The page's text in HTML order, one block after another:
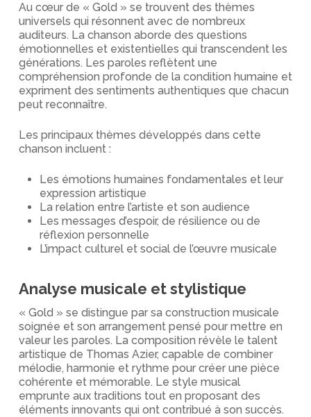
Au cœur de « Gold » se trouvent des thèmes
universels qui résonnent avec de nombreux
auditeurs. La chanson aborde des questions
émotionnelles et existentielles qui transcendent les
générations. Les paroles reflètent une
compréhension profonde de la condition humaine et
expriment des sentiments authentiques que chacun
peut reconnaître.
Les principaux thèmes développés dans cette
chanson incluent :
Les émotions humaines fondamentales et leur
expression artistique
La relation entre l’artiste et son audience
Les messages d’espoir, de résilience ou de
réflexion personnelle
L’impact culturel et social de l’œuvre musicale
Analyse musicale et stylistique
« Gold » se distingue par sa construction musicale
soignée et son arrangement pensé pour mettre en
valeur les paroles. La composition révèle le talent
artistique de Thomas Azier, capable de combiner
mélodie, harmonie et rythme pour créer une pièce
cohérente et mémorable. Le style musical
emprunte aux traditions tout en proposant des
éléments innovants qui ont contribué à son succès.